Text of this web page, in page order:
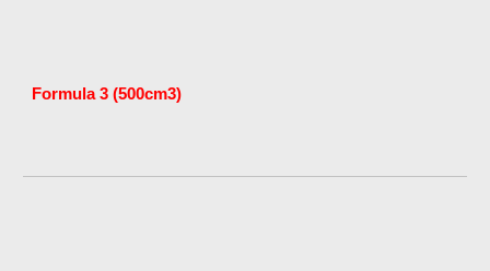
Formula 3 (500cm3)